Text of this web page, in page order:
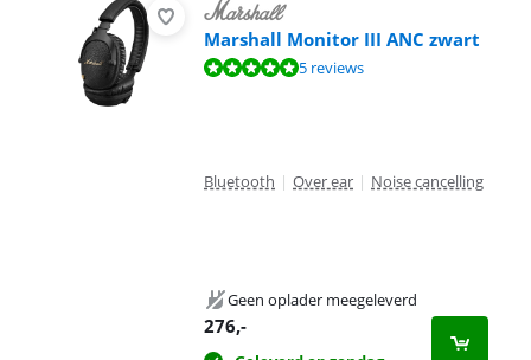
Marshall Monitor III ANC zwart
Beoordeling is 9,8 van de 10, gebaseerd op 5 reviews.
5 reviews
Bluetooth | Over ear | Noise cancelling
Geen oplader meegeleverd
276,-